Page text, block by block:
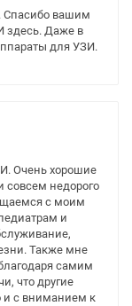
Спасибо вашим
здесь. Даже в
для УЗИ.
Очень хорошие
совсем недорого
с моим
и
Также мне
самим
что другие
и с вниманием к